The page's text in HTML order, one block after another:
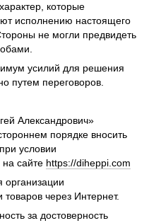
которые
исполнению настоящего
не могли предвидеть
усилий для решения
путем переговоров.
Александрович»
порядке вносить
условии
на сайте https://diheppi.com
организации
через Интернет.
за достоверность